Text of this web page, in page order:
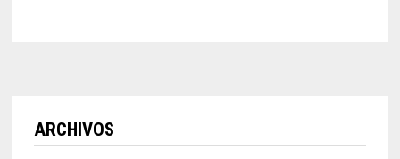
ARCHIVOS